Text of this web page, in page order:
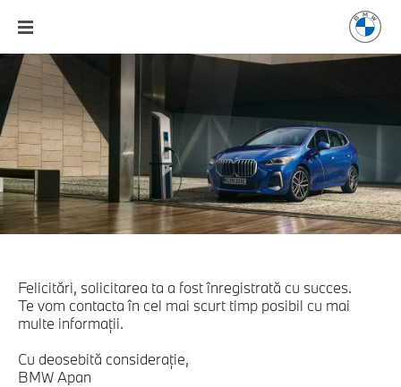
Felicitări, solicitarea ta a fost înregistrată cu succes.
Te vom contacta în cel mai scurt timp posibil cu mai
multe informaţii.
Cu deosebită consideraţie,
BMW Apan